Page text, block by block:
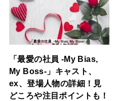
「最愛の社員 -My Bias,
My Boss-」キャスト、
ex、登場人物の詳細！見
どころや注目ポイントも！